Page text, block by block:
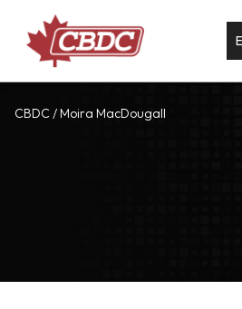
CBDC /Moira MacDougall